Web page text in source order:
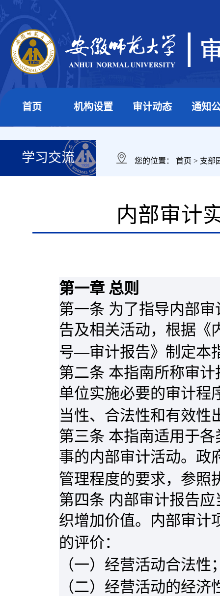
首页 机构设置 审计动态 通知
学习交流 您的位置： 首页 > 支部
内部审计
第一章 总则
第一条 为了指导内部
告及相关活动，根据《
号—审计报告》制定本
第二条 本指南所称审
单位实施必要的审计程
当性、合法性和有效性
第三条 本指南适用于
事的内部审计活动。政
管理程度的要求，参照
第四条 内部审计报告
织增加价值。内部审计
的评价：
（一）经营活动合法性
（二）经营活动的经